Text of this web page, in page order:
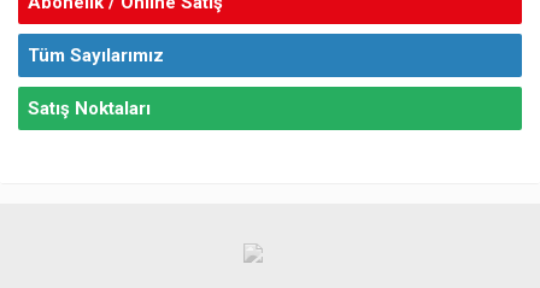
Tüm Sayılarımız
Satış Noktaları